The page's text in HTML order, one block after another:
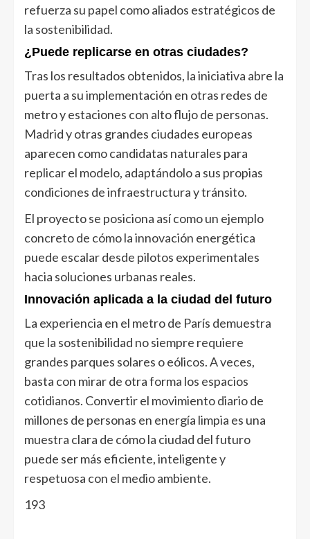
refuerza su papel como aliados estratégicos de
la sostenibilidad.
¿Puede replicarse en otras ciudades?
Tras los resultados obtenidos, la iniciativa abre la
puerta a su implementación en otras redes de
metro y estaciones con alto flujo de personas.
Madrid y otras grandes ciudades europeas
aparecen como candidatas naturales para
replicar el modelo, adaptándolo a sus propias
condiciones de infraestructura y tránsito.
El proyecto se posiciona así como un ejemplo
concreto de cómo la innovación energética
puede escalar desde pilotos experimentales
hacia soluciones urbanas reales.
Innovación aplicada a la ciudad del futuro
La experiencia en el metro de París demuestra
que la sostenibilidad no siempre requiere
grandes parques solares o eólicos. A veces,
basta con mirar de otra forma los espacios
cotidianos. Convertir el movimiento diario de
millones de personas en energía limpia es una
muestra clara de cómo la ciudad del futuro
puede ser más eficiente, inteligente y
respetuosa con el medio ambiente.
193